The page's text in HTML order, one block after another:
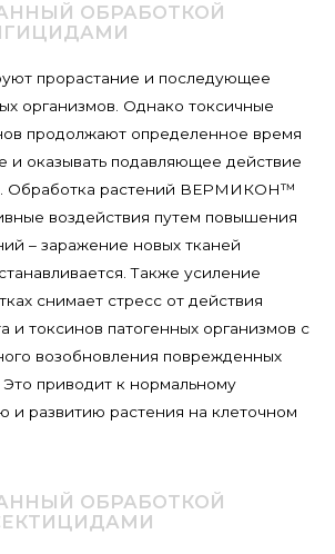
ОБРАБОТКОЙ
прорастание и последующее
организмов. Однако токсичные
продолжают определенное время
и оказывать подавляющее действие
Обработка растений ВЕРМИКОН™
воздействия путем повышения
– заражение новых тканей
Также усиление
снимает стресс от действия
и токсинов патогенных организмов с
возобновления поврежденных
приводит к нормальному
и развитию растения на клеточном
ОБРАБОТКОЙ